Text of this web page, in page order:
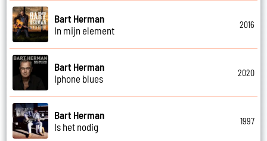
Bart Herman
In mijn element
2016
Bart Herman
Iphone blues
2020
Bart Herman
Is het nodig
1997